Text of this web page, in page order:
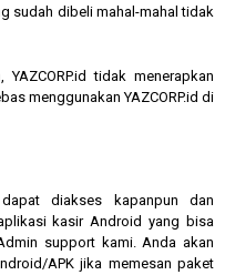
sudah dibeli mahal-mahal tidak
tidak menerapkan
menggunakan YAZCORP.id di
diakses kapanpun dan
kasir Android yang bisa
support kami. Anda akan
APK jika memesan paket